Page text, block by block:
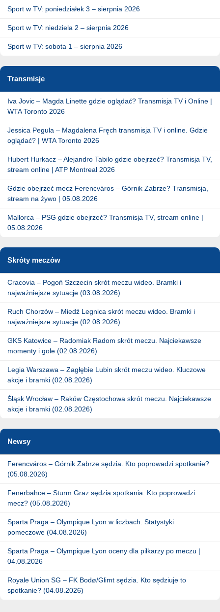
Sport w TV: poniedziałek 3 – sierpnia 2026
Sport w TV: niedziela 2 – sierpnia 2026
Sport w TV: sobota 1 – sierpnia 2026
Transmisje
Iva Jovic – Magda Linette gdzie oglądać? Transmisja TV i Online |
WTA Toronto 2026
Jessica Pegula – Magdalena Fręch transmisja TV i online. Gdzie
oglądać? | WTA Toronto 2026
Hubert Hurkacz – Alejandro Tabilo gdzie obejrzeć? Transmisja TV,
stream online | ATP Montreal 2026
Gdzie obejrzeć mecz Ferencváros – Górnik Zabrze? Transmisja,
stream na żywo | 05.08.2026
Mallorca – PSG gdzie obejrzeć? Transmisja TV, stream online |
05.08.2026
Skróty meczów
Cracovia – Pogoń Szczecin skrót meczu wideo. Bramki i
najważniejsze sytuacje (03.08.2026)
Ruch Chorzów – Miedź Legnica skrót meczu wideo. Bramki i
najważniejsze sytuacje (02.08.2026)
GKS Katowice – Radomiak Radom skrót meczu. Najciekawsze
momenty i gole (02.08.2026)
Legia Warszawa – Zagłębie Lubin skrót meczu wideo. Kluczowe
akcje i bramki (02.08.2026)
Śląsk Wrocław – Raków Częstochowa skrót meczu. Najciekawsze
akcje i bramki (02.08.2026)
Newsy
Ferencváros – Górnik Zabrze sędzia. Kto poprowadzi spotkanie?
(05.08.2026)
Fenerbahce – Sturm Graz sędzia spotkania. Kto poprowadzi
mecz? (05.08.2026)
Sparta Praga – Olympique Lyon w liczbach. Statystyki
pomeczowe (04.08.2026)
Sparta Praga – Olympique Lyon oceny dla piłkarzy po meczu |
04.08.2026
Royale Union SG – FK Bodø/Glimt sędzia. Kto sędziuje to
spotkanie? (04.08.2026)